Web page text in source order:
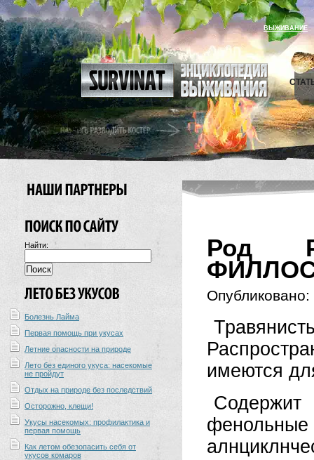
ВЫЖИВАНИЕ
Найти:
Болезнь Лайма
Первая помощь при укусах
Летние опасности на природе
Лето без единого укуса: насекомые
не пройдут
Отдых на природе без последствий
Осторожно, клещи!
Укусы насекомых: профилактика и
первая помощь
Как летом обезопасить себя от
укусов комаров
Род
Опубликовано:
имеются